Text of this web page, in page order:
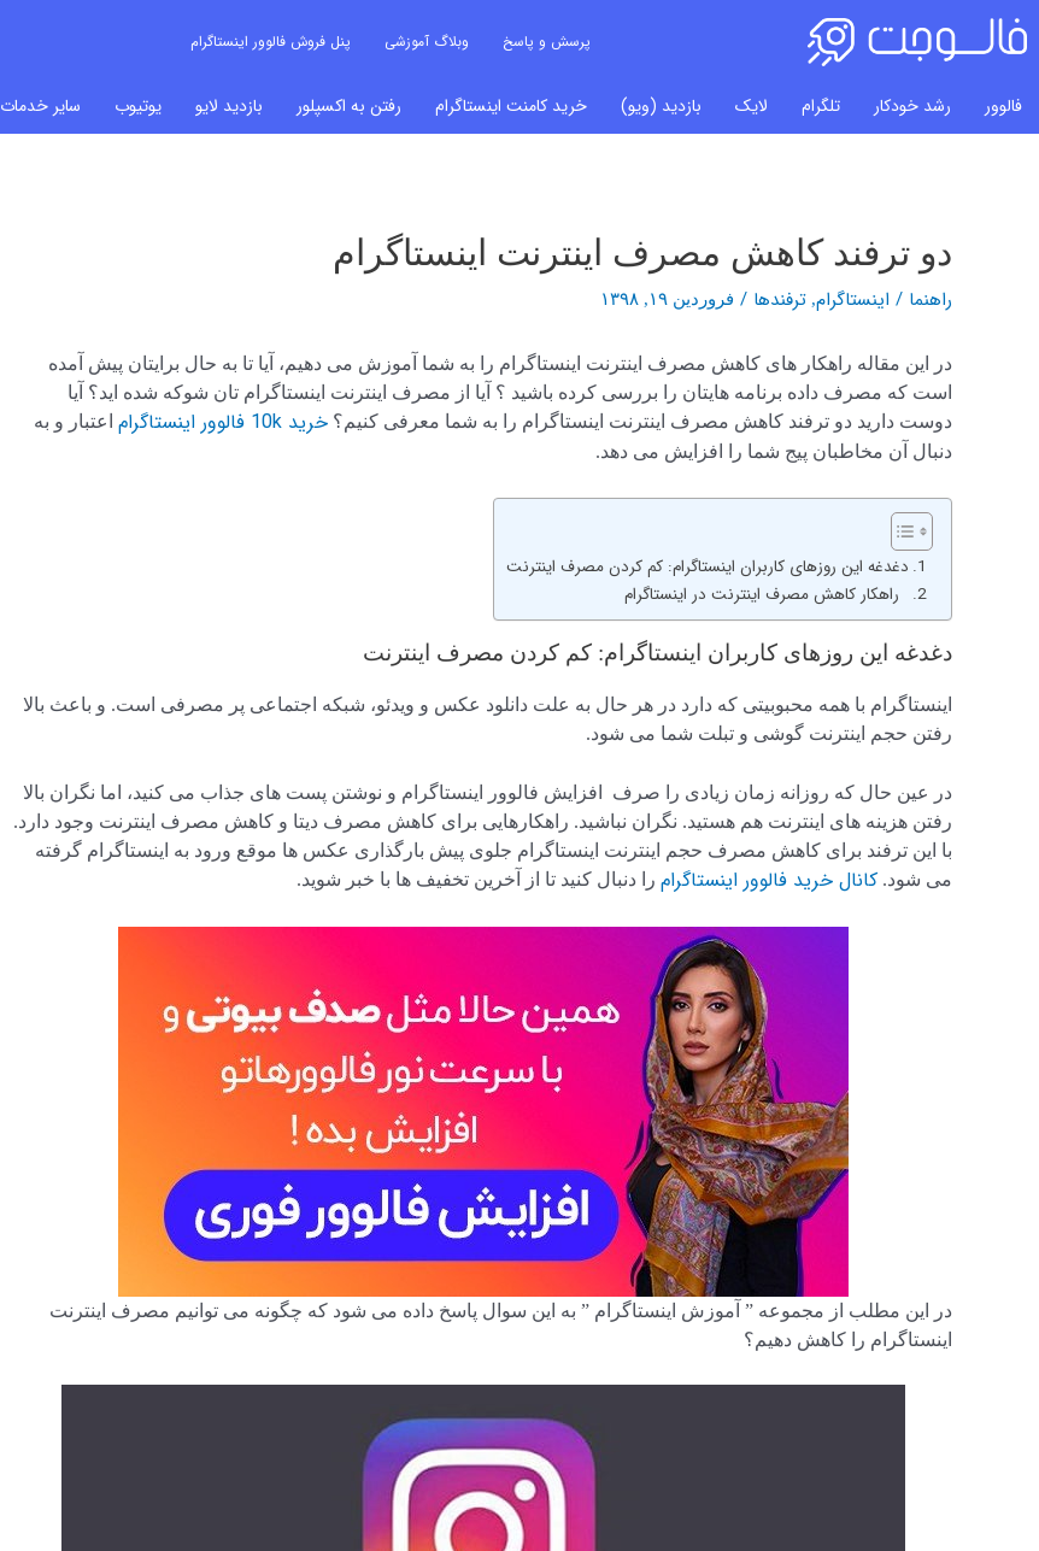
پرسش و پاسخ وبلاگ آموزشی پنل فروش فالوور اینستاگرام
فالوور رشد خودکار تلگرام لایک بازدید (ویو) خرید کامنت اینستاگرام رفتن به اکسپلور بازدید لایو یوتیوب سایر خدمات
دو ترفند کاهش مصرف اینترنت اینستاگرام
راهنما / اینستاگرام, ترفندها / فروردین ۱۹, ۱۳۹۸
در این مقاله راهکار های کاهش مصرف اینترنت اینستاگرام را به شما آموزش می دهیم، آیا تا به حال برایتان پیش آمده
است که مصرف داده برنامه هایتان را بررسی کرده باشید ؟ آیا از مصرف اینترنت اینستاگرام تان شوکه شده اید؟ آیا
دوست دارید دو ترفند کاهش مصرف اینترنت اینستاگرام را به شما معرفی کنیم؟ خرید 10k فالوور اینستاگرام
اعتبار و به
دنبال آن مخاطبان پیج شما را افزایش می دهد.
دغدغه این روزهای کاربران اینستاگرام: کم کردن مصرف اینترنت
راهکار کاهش مصرف اینترنت در اینستاگرام
دغدغه این روزهای کاربران اینستاگرام: کم کردن مصرف اینترنت
اینستاگرام با همه محبوبیتی که دارد در هر حال به علت دانلود عکس و ویدئو، شبکه اجتماعی پر مصرفی است. و باعث بالا
رفتن حجم اینترنت گوشی و تبلت شما می شود.
در عین حال که روزانه زمان زیادی را صرف افزایش فالوور اینستاگرام و نوشتن پست های جذاب می کنید، اما نگران بالا
رفتن هزینه های اینترنت هم هستید. نگران نباشید. راهکارهایی برای کاهش مصرف دیتا و کاهش مصرف اینترنت وجود دارد.
با این ترفند برای کاهش مصرف حجم اینترنت اینستاگرام جلوی پیش بارگذاری عکس ها موقع ورود به اینستاگرام گرفته
می شود. کانال خرید فالوور اینستاگرام را دنبال کنید تا از آخرین تخفیف ها با خبر شوید.
در این مطلب از مجموعه ” آموزش اینستاگرام ” به این سوال پاسخ داده می شود که چگونه می توانیم مصرف اینترنت
اینستاگرام را کاهش دهیم؟
راهبری
نوشته‌ها